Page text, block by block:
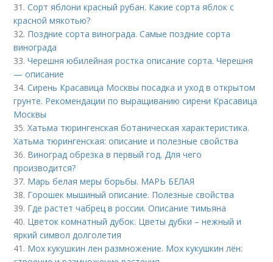
31.Сорт яблони красный рубан. Какие сорта яблок с
красной мякотью?
32. Поздние сорта винограда. Самые поздние сорта
винограда
33.Черешня юбилейная ростка описание сорта. Черешня
— описание
34.Сирень Красавица Москвы посадка и уход в открытом
грунте. Рекомендации по выращиванию сирени Красавица
Москвы
35.Хатьма тюрингенская ботаническая характеристика.
Хатьма тюрингенская: описание и полезные свойства
36. Виноград обрезка в первый год. Для чего
производится?
37. Марь белая меры борьбы. МАРЬ БЕЛАЯ
38. Горошек мышиный описание. Полезные свойства
39. Где растет чабрец в россии. Описание тимьяна
40. Цветок комнатный дубок. Цветы дубки – нежный и
яркий символ долголетия
41. Мох кукушкин лен размножение. Мох кукушкин лён: